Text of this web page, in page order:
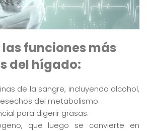
funciones más
del hígado:
de la sangre, incluyendo alcohol,
del metabolismo.
para digerir grasas.
que luego se convierte en